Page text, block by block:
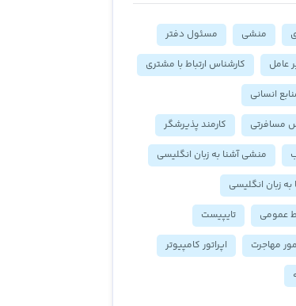
منشی
مسئول دفتر
عامل
کارشناس ارتباط با مشتری
انسانی
مسافرتی
کارمند پذیرشگر
منشی آشنا به زبان انگلیسی
به زبان انگلیسی
عمومی
تایپیست
مهاجرت
اپراتور کامپیوتر